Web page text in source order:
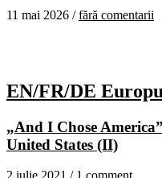
11 mai 2026 /fără comentarii
EN/FR/DE
„And I Chose
United States (II)